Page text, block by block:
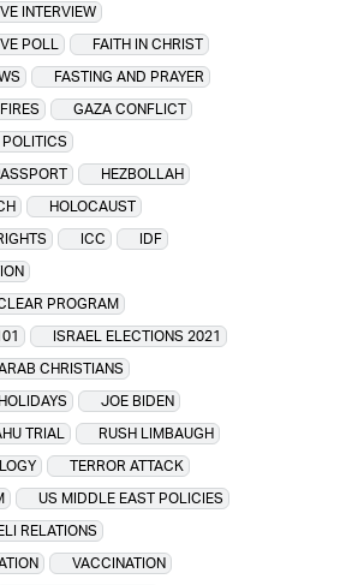
INTERVIEW
POLL
FAITH IN CHRIST
FASTING AND PRAYER
GAZA CONFLICT
HEZBOLLAH
HOLOCAUST
ICC
IDF
PROGRAM
ISRAEL ELECTIONS 2021
CHRISTIANS
JOE BIDEN
TRIAL
RUSH LIMBAUGH
TERROR ATTACK
US MIDDLE EAST POLICIES
RELATIONS
VACCINATION